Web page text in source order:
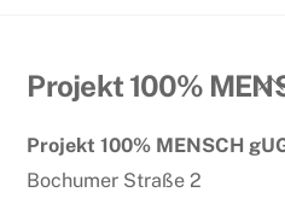
Projekt 100%
Projekt 100% MENSCH
Bochumer Straße 2